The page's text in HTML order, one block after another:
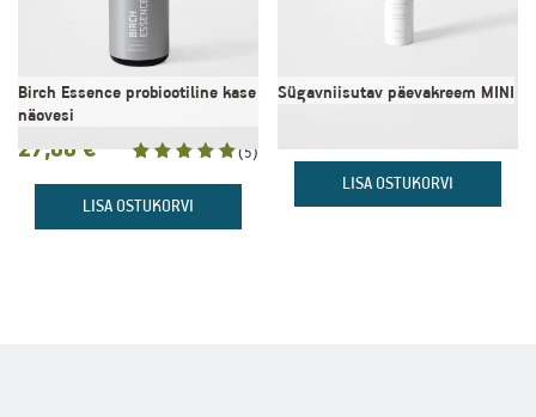
Birch Essence probiootiline kase
näovesi
27,00 €
5.00/ 5
(5)
LISA OSTUKORVI
Sügavniisutav päevakreem MINI
LISA OSTUKORVI